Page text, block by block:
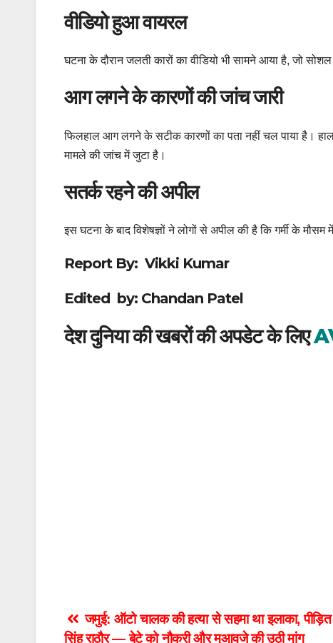
वीडियो हुआ वायरल
घटना के दौरान जलती कारों का वीडियो भी सामने आया है, जो
आग लगने के कारणों की जांच जारी
फिलहाल आग लगने के सटीक कारणों का पता नहीं चल पाया है।
मामले की जांच में जुटा है।
सतर्क रहने की अपील
इस घटना के बाद विशेषज्ञों ने लोगों से अपील की है कि गर्मी के
Report By: Vikki Kumar
Edited by: Chandan Patel
देश दुनिया की खबरों की अपडेट के लिए
Post
जमुई: ऑटो चालक की हत्या से सहमा था इलाका, पीड़ित
सिंह राठौर — बेटे को नौकरी और मुआवजे की उठी मांग